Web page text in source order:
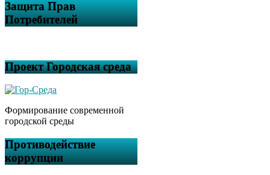
Защита Прав
Потребителей
Проект Городская среда
Формирование современной
городской среды
Противодействие
коррупции